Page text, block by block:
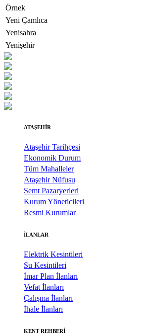
Örnek
Yeni Çamlıca
Yenisahra
Yenişehir
ATAŞEHİR
Ataşehir Tarihçesi
Ekonomik Durum
Tüm Mahalleler
Ataşehir Nüfusu
Semt Pazaryerleri
Kurum Yöneticileri
Resmi Kurumlar
İLANLAR
Elektrik Kesintileri
Su Kesintileri
İmar Plan İlanları
Vefat İlanları
Çalışma İlanları
İhale İlanları
KENT REHBERİ